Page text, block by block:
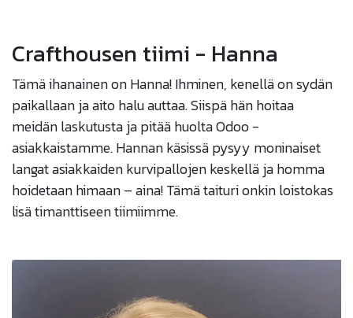
Crafthousen tiimi - Hanna
Tämä ihanainen on Hanna! Ihminen, kenellä on sydän
paikallaan ja aito halu auttaa. Siispä hän hoitaa
meidän laskutusta ja pitää huolta Odoo -
asiakkaistamme. Hannan käsissä pysyy moninaiset
langat asiakkaiden kurvipallojen keskellä ja homma
hoidetaan himaan – aina! Tämä taituri onkin loistokas
lisä timanttiseen tiimiimme.